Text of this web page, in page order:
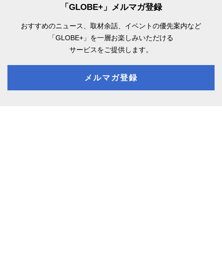
「GLOBE+」メルマガ登録
おすすめのニュース、取材余話、 イベントの優先案内など
「GLOBE+」を一層お楽しみいただける
サービスをご提供します。
メルマガ登録